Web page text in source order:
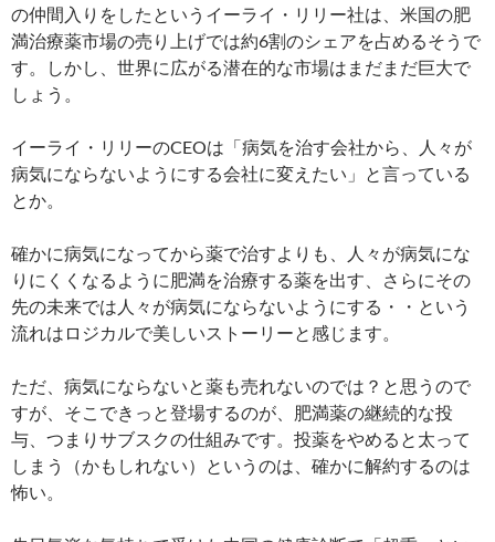
の仲間入りをしたというイーライ・リリー社は、米国の肥
満治療薬市場の売り上げでは約6割のシェアを占めるそうで
す。しかし、世界に広がる潜在的な市場はまだまだ巨大で
しょう。
イーライ・リリーのCEOは「病気を治す会社から、人々が
病気にならないようにする会社に変えたい」と言っている
とか。
確かに病気になってから薬で治すよりも、人々が病気にな
りにくくなるように肥満を治療する薬を出す、さらにその
先の未来では人々が病気にならないようにする・・という
流れはロジカルで美しいストーリーと感じます。
ただ、病気にならないと薬も売れないのでは？と思うので
すが、そこできっと登場するのが、肥満薬の継続的な投
与、つまりサブスクの仕組みです。投薬をやめると太って
しまう（かもしれない）というのは、確かに解約するのは
怖い。